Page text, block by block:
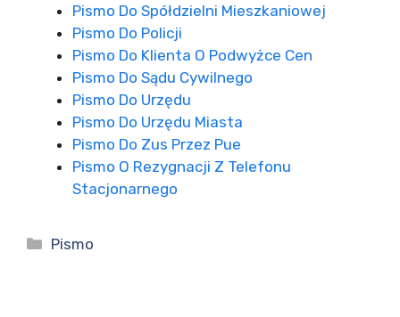
Pismo Do Spółdzielni Mieszkaniowej
Pismo Do Policji
Pismo Do Klienta O Podwyżce Cen
Pismo Do Sądu Cywilnego
Pismo Do Urzędu
Pismo Do Urzędu Miasta
Pismo Do Zus Przez Pue
Pismo O Rezygnacji Z Telefonu
Stacjonarnego
Kategorie
Pismo